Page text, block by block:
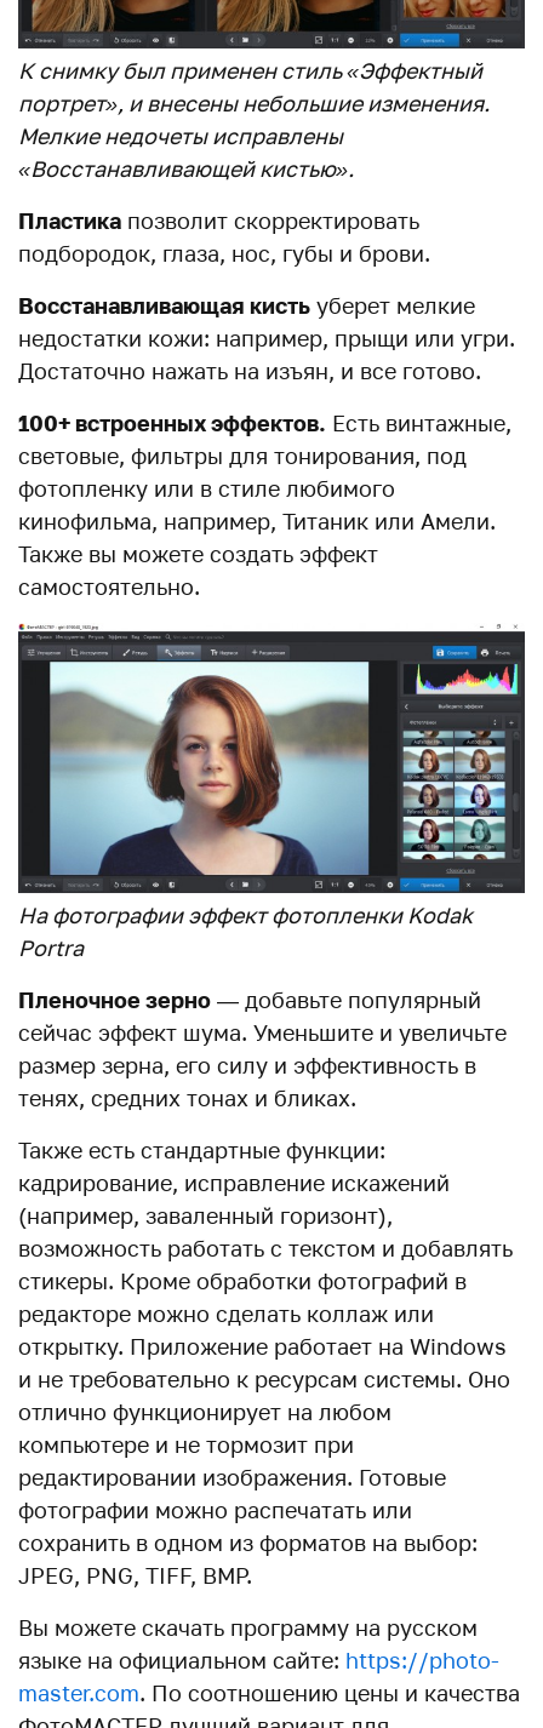
К снимку был применен стиль «Эффектный
портрет», и внесены небольшие изменения.
Мелкие недочеты исправлены
«Восстанавливающей кистью».
Пластика позволит скорректировать
подбородок, глаза, нос, губы и брови.
Восстанавливающая кисть уберет мелкие
недостатки кожи: например, прыщи или угри.
Достаточно нажать на изъян, и все готово.
100+ встроенных эффектов. Есть винтажные,
световые, фильтры для тонирования, под
фотопленку или в стиле любимого
кинофильма, например, Титаник или Амели.
Также вы можете создать эффект
самостоятельно.
На фотографии эффект фотопленки Kodak
Portra
Пленочное зерно — добавьте популярный
сейчас эффект шума. Уменьшите и увеличьте
размер зерна, его силу и эффективность в
тенях, средних тонах и бликах.
Также есть стандартные функции:
кадрирование, исправление искажений
(например, заваленный горизонт),
возможность работать с текстом и добавлять
стикеры. Кроме обработки фотографий в
редакторе можно сделать коллаж или
открытку. Приложение работает на Windows
и не требовательно к ресурсам системы. Оно
отлично функционирует на любом
компьютере и не тормозит при
редактировании изображения. Готовые
фотографии можно распечатать или
сохранить в одном из форматов на выбор:
JPEG, PNG, TIFF, BMP.
Вы можете скачать программу на русском
языке на официальном сайте: https://photo-
master.com. По соотношению цены и качества